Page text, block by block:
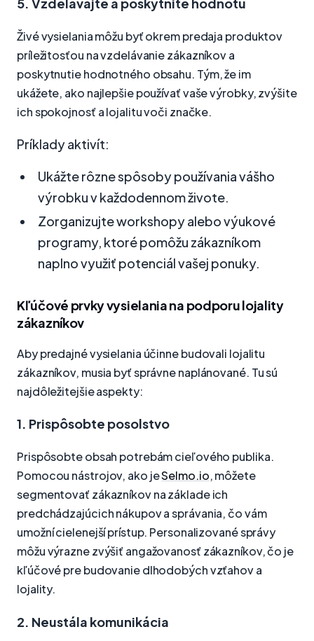
Živé vysielania môžu byť okrem predaja produktov
príležitosťou na vzdelávanie zákazníkov a
poskytnutie hodnotného obsahu. Tým, že im
ukážete, ako najlepšie používať vaše výrobky, zvýšite
ich spokojnosť a lojalitu voči značke.
Príklady aktivít:
Ukážte rôzne spôsoby používania vášho
výrobku v každodennom živote.
Zorganizujte workshopy alebo výukové
programy, ktoré pomôžu zákazníkom
naplno využiť potenciál vašej ponuky.
Kľúčové prvky vysielania na podporu lojality
zákazníkov
Aby predajné vysielania účinne budovali lojalitu
zákazníkov, musia byť správne naplánované. Tu sú
najdôležitejšie aspekty:
1. Prispôsobte posolstvo
Prispôsobte obsah potrebám cieľového publika.
Pomocou nástrojov, ako jeSelmo.io, môžete
segmentovať zákazníkov na základe ich
predchádzajúcich nákupov a správania, čo vám
umožní cielenejší prístup. Personalizované správy
môžu výrazne zvýšiť angažovanosť zákazníkov, čo je
kľúčové pre budovanie dlhodobých vzťahov a
lojality.
2. Neustála komunikácia